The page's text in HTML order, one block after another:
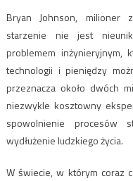
Bryan Johnson, milioner
starzenie nie jest
problemem inżynieryjnym,
technologii i pieniędzy
przeznacza około dwóch
niezwykle kosztowny
spowolnienie procesów
wydłużenie ludzkiego życia.
W świecie, w którym coraz